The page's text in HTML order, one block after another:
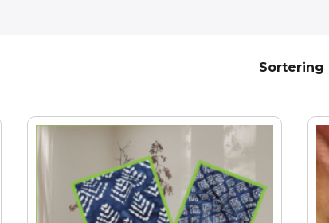
Sortering
Dit
product
heeft
meerdere
variaties.